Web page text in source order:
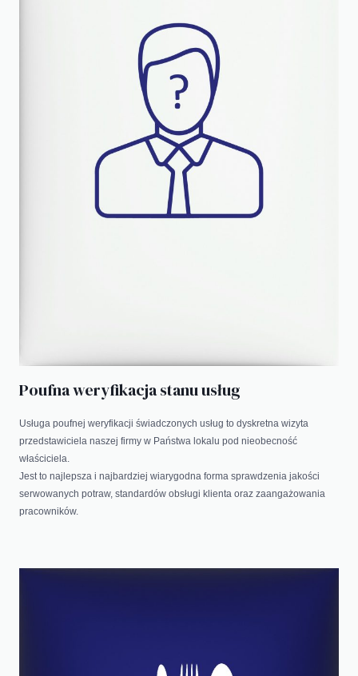
Poufna weryfikacja stanu usług
Usługa poufnej weryfikacji świadczonych usług to dyskretna wizyta
przedstawiciela naszej firmy w Państwa lokalu pod nieobecność
właściciela.
Jest to najlepsza i najbardziej wiarygodna forma sprawdzenia jakości
serwowanych potraw, standardów obsługi klienta oraz zaangażowania
pracowników.